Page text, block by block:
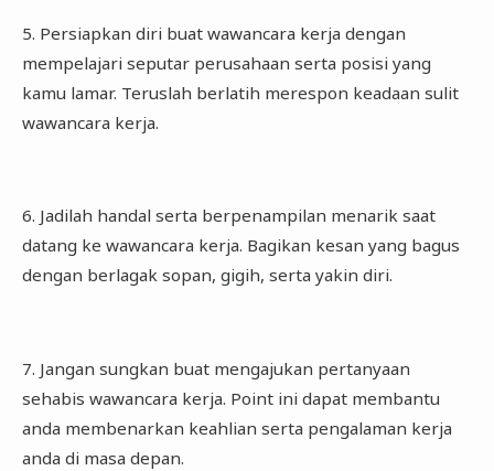
5. Persiapkan diri buat wawancara kerja dengan
mempelajari seputar perusahaan serta posisi yang
kamu lamar. Teruslah berlatih merespon keadaan sulit
wawancara kerja.
6. Jadilah handal serta berpenampilan menarik saat
datang ke wawancara kerja. Bagikan kesan yang bagus
dengan berlagak sopan, gigih, serta yakin diri.
7. Jangan sungkan buat mengajukan pertanyaan
sehabis wawancara kerja. Point ini dapat membantu
anda membenarkan keahlian serta pengalaman kerja
anda di masa depan.